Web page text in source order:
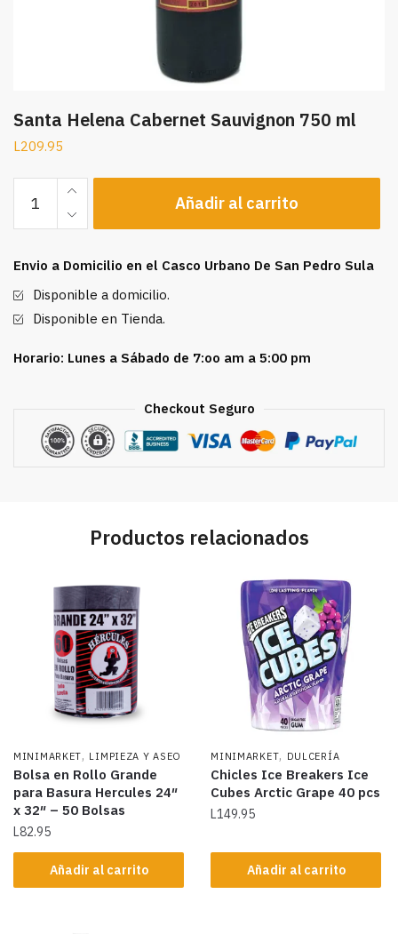
Santa Helena Cabernet Sauvignon 750 ml
L209.95
Helena
Cabernet
750
ml
cantidad
Añadir al carrito
Envio a Domicilio en el Casco Urbano De San Pedro Sula
Disponible a domicilio.
Disponible en Tienda.
Horario: Lunes a Sábado de 7:oo am a 5:00 pm
Checkout Seguro
Productos relacionados
MINIMARKET, LIMPIEZA Y ASEO
Bolsa en Rollo Grande
para Basura Hercules 24″
x 32″ – 50 Bolsas
L82.95
Añadir al carrito
MINIMARKET, DULCERÍA
Chicles Ice Breakers Ice
Cubes Arctic Grape 40 pcs
L149.95
Añadir al carrito